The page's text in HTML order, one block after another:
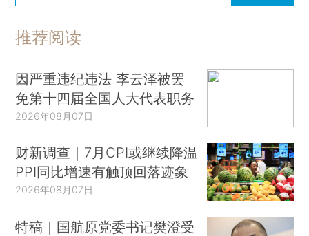
推荐阅读
因严重违纪违法 李云泽被罢
免第十四届全国人大代表职务
2026年08月07日
财新调查｜7月CPI或继续降温
PPI同比增速有触顶回落迹象
2026年08月07日
特稿｜国航原党委书记樊澄受